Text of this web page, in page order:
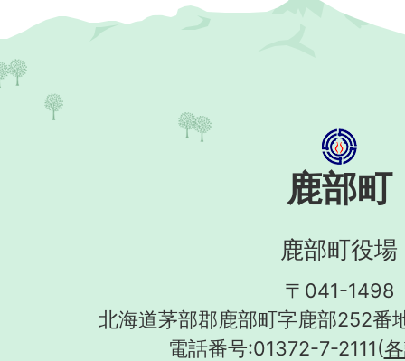
鹿部町
鹿部町役場
〒041-1498
北海道茅部郡鹿部町字鹿部252番
電話番号:01372-7-2111(